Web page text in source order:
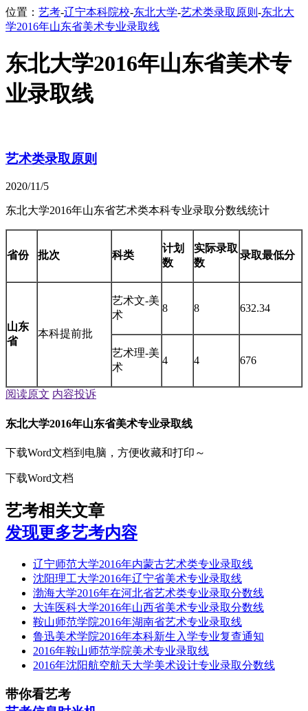
位置： 艺考-辽宁本科院校-东北大学-艺术类录取原则 -东北大
学2016年山东省美术专业录取线
东北大学2016年山东省美术专
业录取线
艺术类录取原则
2020/11/5
东北大学2016年山东省艺术类本科专业录取分数线统计
省份 批次 科类
计划
数
实际录取
数
录取最低分
山东
省
本科提前批
艺术文-美
术
8 8 632.34
艺术理-美
术
4 4 676
阅读原文 内容投诉
东北大学2016年山东省美术专业录取线
下载Word文档到电脑，方便收藏和打印～
下载Word文档
艺考相关文章
发现更多艺考内容
辽宁师范大学2016年内蒙古艺术类专业录取线
沈阳理工大学2016年辽宁省美术专业录取线
渤海大学2016年在河北省艺术类专业录取分数线
大连医科大学2016年山西省美术专业录取分数线
鞍山师范学院2016年湖南省艺术专业录取线
鲁迅美术学院2016年本科新生入学专业复查通知
2016年鞍山师范学院美术专业录取线
2016年沈阳航空航天大学美术设计专业录取分数线
带你看艺考